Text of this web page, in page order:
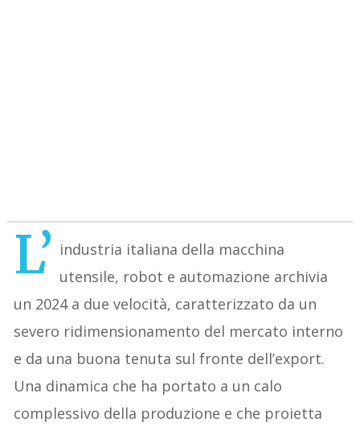
L’ industria italiana della macchina
utensile, robot e automazione archivia
un 2024 a due velocità, caratterizzato da un
severo ridimensionamento del mercato interno
e da una buona tenuta sul fronte dell’export.
Una dinamica che ha portato a un calo
complessivo della produzione e che proietta